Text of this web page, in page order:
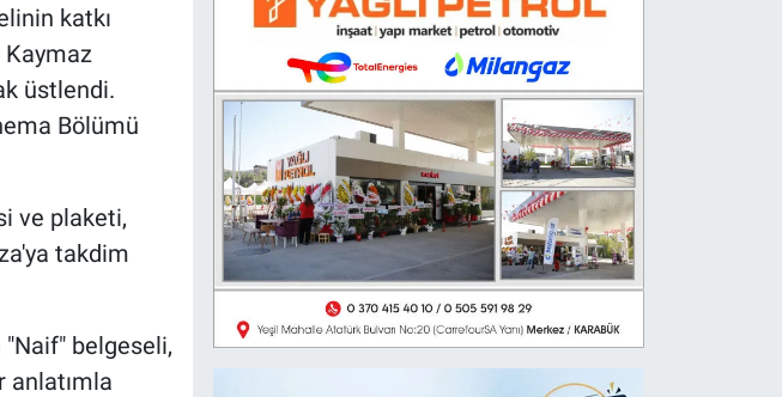
katkı
üstlendi.
Bölümü
ve plaketi,
takdim
"Naif" belgeseli,
anlatımla